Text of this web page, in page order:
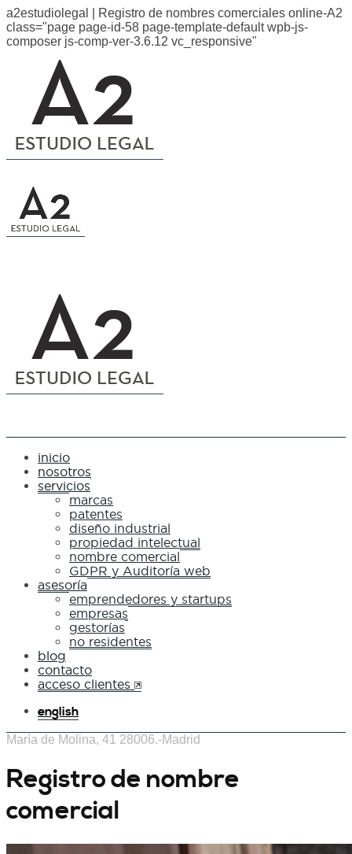
a2estudiolegal | Registro de nombres comerciales online-A2
class="page page-id-58 page-template-default wpb-js-
composer js-comp-ver-3.6.12 vc_responsive"
inicio
nosotros
servicios
marcas
patentes
diseño industrial
propiedad intelectual
nombre comercial
GDPR y Auditoría web
asesoría
emprendedores y startups
empresas
gestorías
no residentes
blog
contacto
acceso clientes
english
María de Molina, 41 28006.-Madrid
Registro de nombre
comercial